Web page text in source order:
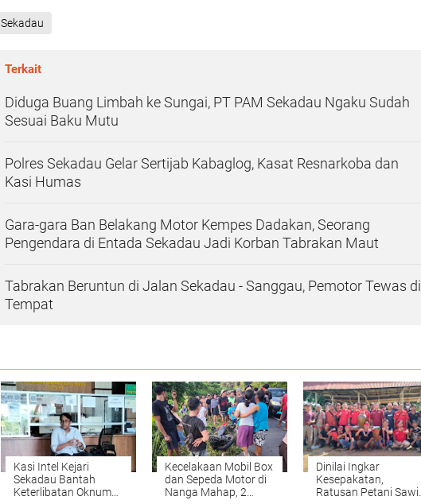
Sekadau
Terkait
Diduga Buang Limbah ke Sungai, PT PAM Sekadau Ngaku Sudah
Sesuai Baku Mutu
Polres Sekadau Gelar Sertijab Kabaglog, Kasat Resnarkoba dan
Kasi Humas
Gara-gara Ban Belakang Motor Kempes Dadakan, Seorang
Pengendara di Entada Sekadau Jadi Korban Tabrakan Maut
Tabrakan Beruntun di Jalan Sekadau - Sanggau, Pemotor Tewas di
Tempat
​Kasi Intel Kejari
Sekadau Bantah
Keterlibatan Oknum
Kecelakaan Mobil Box
dan Sepeda Motor di
Nanga Mahap, 2
Dinilai Ingkar
Kesepakatan,
Ratusan Petani Sawit